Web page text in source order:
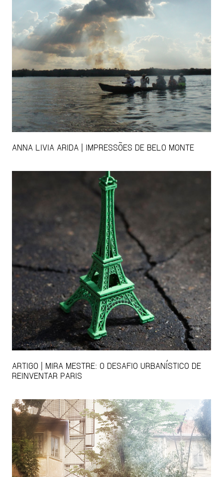
ANNA LIVIA ARIDA | IMPRESSÕES DE BELO MONTE
ARTIGO | MIRA MESTRE: O DESAFIO URBANÍSTICO DE
REINVENTAR PARIS